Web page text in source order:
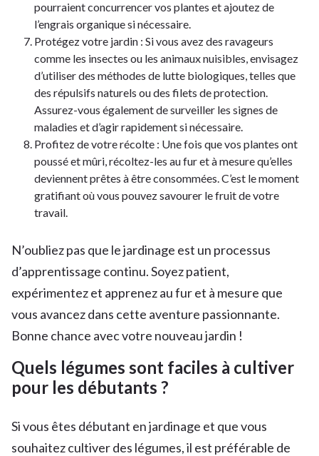
pourraient concurrencer vos plantes et ajoutez de
l’engrais organique si nécessaire.
Protégez votre jardin : Si vous avez des ravageurs
comme les insectes ou les animaux nuisibles, envisagez
d’utiliser des méthodes de lutte biologiques, telles que
des répulsifs naturels ou des filets de protection.
Assurez-vous également de surveiller les signes de
maladies et d’agir rapidement si nécessaire.
Profitez de votre récolte : Une fois que vos plantes ont
poussé et mûri, récoltez-les au fur et à mesure qu’elles
deviennent prêtes à être consommées. C’est le moment
gratifiant où vous pouvez savourer le fruit de votre
travail.
N’oubliez pas que le jardinage est un processus
d’apprentissage continu. Soyez patient,
expérimentez et apprenez au fur et à mesure que
vous avancez dans cette aventure passionnante.
Bonne chance avec votre nouveau jardin !
Quels légumes sont faciles à cultiver
pour les débutants ?
Si vous êtes débutant en jardinage et que vous
souhaitez cultiver des légumes, il est préférable de